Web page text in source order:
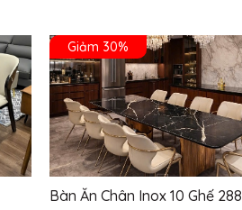
Giảm 30%
Bàn Ăn Chân Inox 10 Ghế